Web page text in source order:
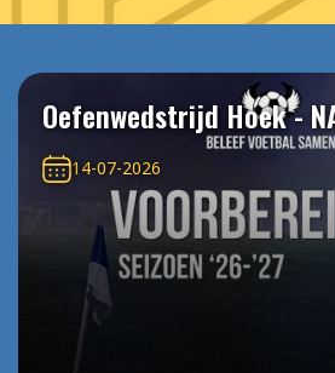
Oefenwedstrijd Hoek -
14-07-2026